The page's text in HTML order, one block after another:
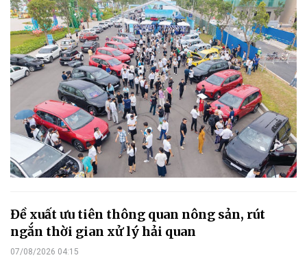
Đề xuất ưu tiên thông quan nông sản, rút
ngắn thời gian xử lý hải quan
07/08/2026 04:15